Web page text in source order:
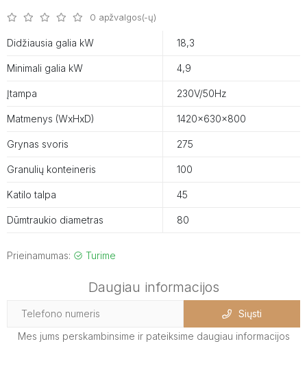
0 apžvalgos(-ų)
Didžiausia galia kW 18,3
Minimali galia kW 4,9
Įtampa 230V/50Hz
Matmenys (WxHxD) 1420x630x800
Grynas svoris 275
Granulių konteineris 100
Katilo talpa 45
Dūmtraukio diametras 80
Prieinamumas: Turime
Daugiau informacijos
Siųsti
Mes jums perskambinsime ir pateiksime daugiau informacijos